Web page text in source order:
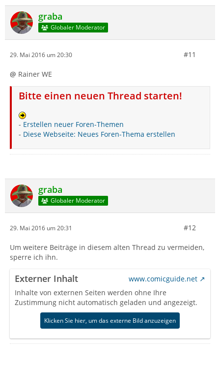
graba
Globaler Moderator
29. Mai 2016 um 20:30 #11
@ Rainer WE
Bitte einen neuen Thread starten!
- Erstellen neuer Foren-Themen
- Diese Webseite: Neues Foren-Thema erstellen
graba
Globaler Moderator
29. Mai 2016 um 20:31 #12
Um weitere Beiträge in diesem alten Thread zu vermeiden,
sperre ich ihn.
Externer Inhalt
www.comicguide.net
Inhalte von externen Seiten werden ohne Ihre
Zustimmung nicht automatisch geladen und angezeigt.
Klicken Sie hier, um das externe Bild anzuzeigen